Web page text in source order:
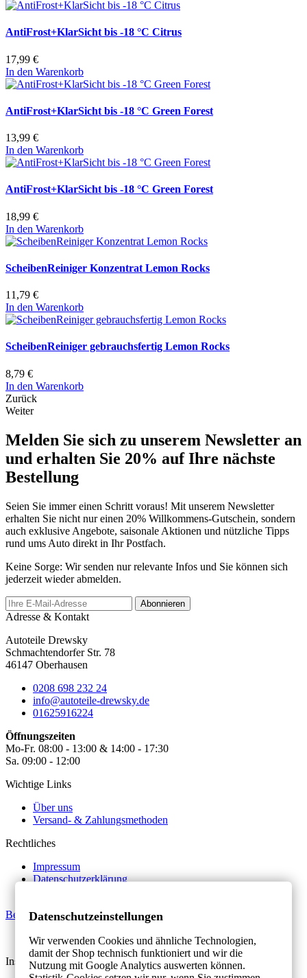
AntiFrost+KlarSicht bis -18 °C Citrus
17,99 €
In den Warenkorb
AntiFrost+KlarSicht bis -18 °C Green Forest
13,99 €
In den Warenkorb
AntiFrost+KlarSicht bis -18 °C Green Forest
18,99 €
In den Warenkorb
ScheibenReiniger Konzentrat Lemon Rocks
11,79 €
In den Warenkorb
ScheibenReiniger gebrauchsfertig Lemon Rocks
8,79 €
In den Warenkorb
Zurück
Weiter
Melden Sie sich zu unserem Newsletter an
und erhalten Sie 20% auf Ihre nächste
Bestellung
Seien Sie immer einen Schritt voraus! Mit unserem Newsletter
erhalten Sie nicht nur einen 20% Willkommens-Gutschein, sondern
auch exklusive Angebote, saisonale Aktionen und nützliche Tipps
rund ums Auto direkt in Ihr Postfach.
Keine Sorge: Wir senden nur relevante Infos und Sie können sich
jederzeit wieder abmelden.
Abonnieren
Adresse & Kontakt
Autoteile Drewsky
Schmachtendorfer Str. 78
46147 Oberhausen
0208 698 232 24
info@autoteile-drewsky.de
01625916224
Öffnungszeiten
Mo-Fr. 08:00 - 13:00 & 14:00 - 17:30
Sa. 09:00 - 12:00
Wichtige Links
Über uns
Versand- & Zahlungsmethoden
Rechtliches
Impressum
Datenschutzerklärung
Bestellung widerrufen
Made by MAWESTRA - 2026
Instagram Facebook Whatsapp
Datenschutzeinstellungen
Wir verwenden Cookies und ähnliche Technologien,
damit der Shop technisch funktioniert und wir die
Nutzung mit Google Analytics auswerten können.